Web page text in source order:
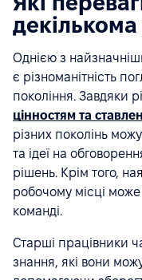
Однією з
є різноманітність
покоління. Завдяки
цінностям та
різних поколінь
та ідеї на
рішень. Крім того,
робочому місці
команді.
Старші працівники
знання, які вони